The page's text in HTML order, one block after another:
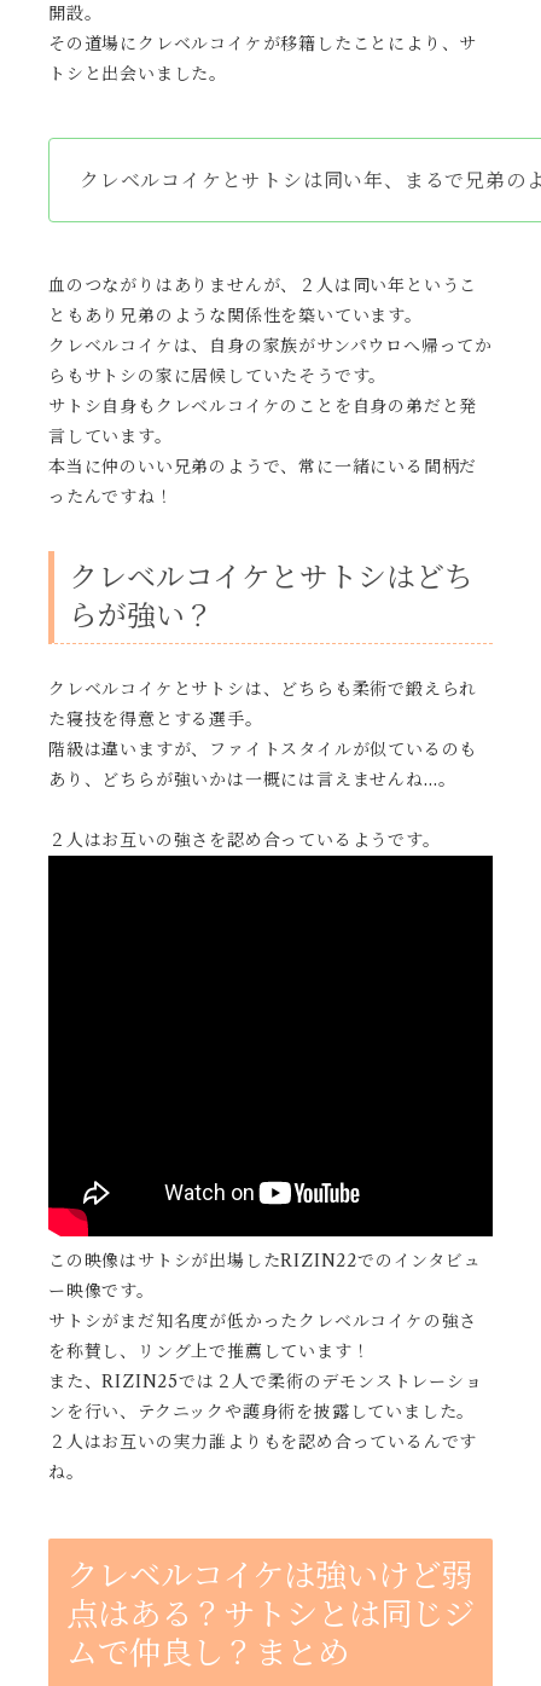
開設。
その道場にクレベルコイケが移籍したことにより、サ
トシと出会いました。
クレベルコイケとサトシは同い年、まるで兄弟の
血のつながりはありませんが、２人は同い年というこ
ともあり兄弟のような関係性を築いています。
クレベルコイケは、自身の家族がサンパウロへ帰ってか
らもサトシの家に居候していたそうです。
サトシ自身もクレベルコイケのことを自身の弟だと発
言しています。
本当に仲のいい兄弟のようで、常に一緒にいる間柄だ
ったんですね！
クレベルコイケとサトシはどち
らが強い？
クレベルコイケとサトシは、どちらも柔術で鍛えられ
た寝技を得意とする選手。
階級は違いますが、ファイトスタイルが似ているのも
あり、どちらが強いかは一概には言えませんね…。
２人はお互いの強さを認め合っているようです。
この映像はサトシが出場したRIZIN22でのインタビュ
ー映像です。
サトシがまだ知名度が低かったクレベルコイケの強さ
を称賛し、リング上で推薦しています！
また、RIZIN25では２人で柔術のデモンストレーショ
ンを行い、テクニックや護身術を披露していました。
２人はお互いの実力誰よりもを認め合っているんです
ね。
クレベルコイケは強いけど弱
点はある？サトシとは同じジ
ムで仲良し？まとめ